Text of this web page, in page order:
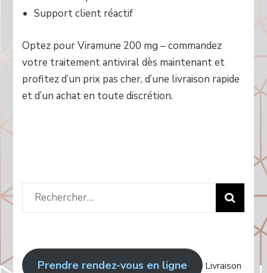
Support client réactif
Optez pour Viramune 200 mg – commandez
votre traitement antiviral dès maintenant et
profitez d’un prix pas cher, d’une livraison rapide
et d’un achat en toute discrétion.
Rechercher
:
Prendre rendez-vous en ligne
Livraison